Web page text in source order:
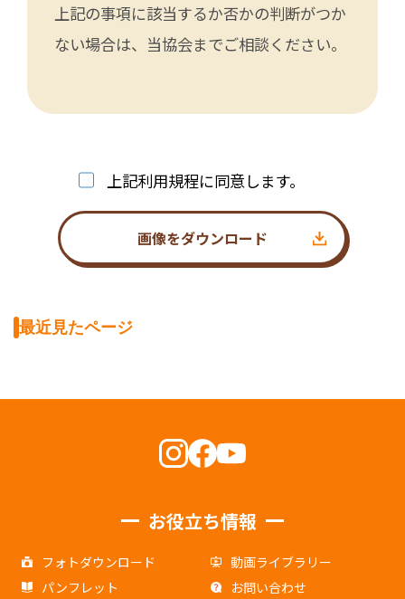
上記の事項に該当するか否かの判断がつか
ない場合は、当協会までご相談ください。
上記利用規程に同意します。
画像をダウンロード
最近見たページ
お役立ち情報
フォトダウンロード
動画ライブラリー
パンフレット
お問い合わせ